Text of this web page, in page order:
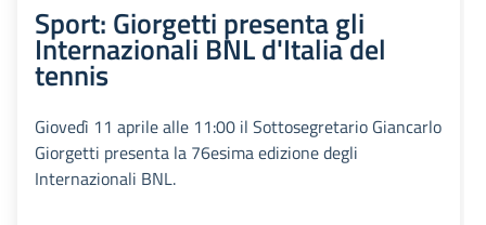
Sport: Giorgetti presenta gli
Internazionali BNL d'Italia del
tennis
Giovedì 11 aprile alle 11:00 il Sottosegretario Giancarlo
Giorgetti presenta la 76esima edizione degli
Internazionali BNL.